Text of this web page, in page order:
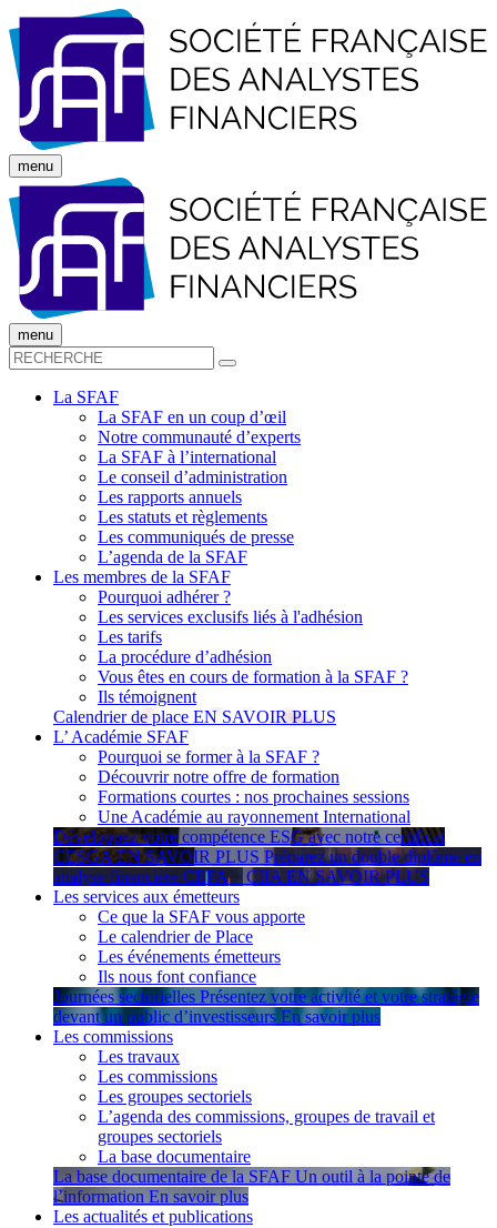
menu
menu
La SFAF
La SFAF en un coup d’œil
Notre communauté d’experts
La SFAF à l’international
Le conseil d’administration
Les rapports annuels
Les statuts et règlements
Les communiqués de presse
L’agenda de la SFAF
Les membres de la SFAF
Pourquoi adhérer ?
Les services exclusifs liés à l'adhésion
Les tarifs
La procédure d’adhésion
Vous êtes en cours de formation à la SFAF ?
Ils témoignent
Calendrier de place EN SAVOIR PLUS
L’ Académie SFAF
Pourquoi se former à la SFAF ?
Découvrir notre offre de formation
Formations courtes : nos prochaines sessions
Une Académie au rayonnement International
Développez votre compétence ESG avec notre certificat
CESGA EN SAVOIR PLUS Préparez un double diplôme en
analyse financière CEFA + CIIA EN SAVOIR PLUS
Les services aux émetteurs
Ce que la SFAF vous apporte
Le calendrier de Place
Les événements émetteurs
Ils nous font confiance
Journées sectorielles Présentez votre activité et votre stratégie
devant un public d’investisseurs En savoir plus
Les commissions
Les travaux
Les commissions
Les groupes sectoriels
L’agenda des commissions, groupes de travail et
groupes sectoriels
La base documentaire
La base documentaire de la SFAF Un outil à la pointe de
l’information En savoir plus
Les actualités et publications